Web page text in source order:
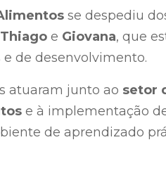
se despediu
Thiago e Giovana, que
de desenvolvimento.
atuaram junto ao setor
e à implementação
de aprendizado